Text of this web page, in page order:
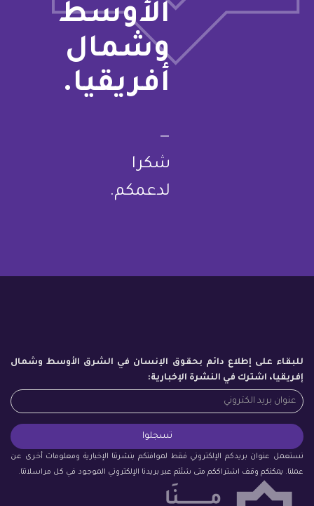
الأوسط
وشمال
أفريقيا.
—
شكرا
لدعمكم.
للبقاء على إطلاع دائم بحقوق الإنسان في الشرق الأوسط وشمال
إفريقيا، اشترك في النشرة الإخبارية:
نستعمل عنوان بريدكم الإلكتروني فقط لموافتكم بنشرتنا الإخبارية ومعلومات أخرى عن
عملنا. يمكنكم وقف اشتراككم متى شئتم عبر بريدنا الإلكتروني الموجود في كل مراسلاتنا.